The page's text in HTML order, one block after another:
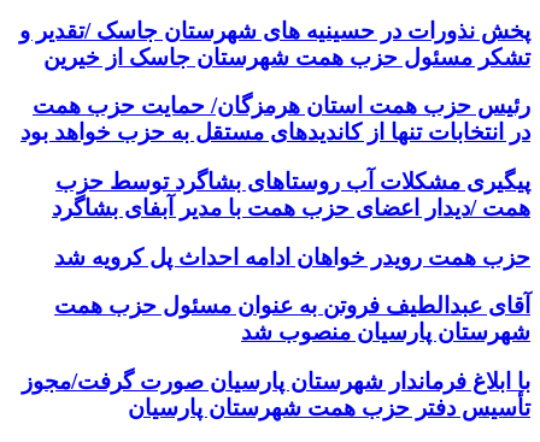
پخش نذورات در حسینیه های شهرستان جاسک /تقدیر و
تشکر مسئول حزب همت شهرستان جاسک از خیرین
رئیس حزب همت استان هرمزگان/ حمایت حزب همت
در انتخابات تنها از کاندیدهای مستقل به حزب خواهد بود
پیگیری مشکلات آب روستاهای بشاگرد توسط حزب
همت /دیدار اعضای حزب همت با مدیر آبفای بشاگرد
حزب همت رویدر خواهان ادامه احداث پل کرویه شد
آقای عبدالطیف فروتن به عنوان مسئول حزب همت
شهرستان پارسیان منصوب شد
با ابلاغ فرماندار شهرستان پارسیان صورت گرفت/مجوز
تأسیس دفتر حزب همت شهرستان پارسیان